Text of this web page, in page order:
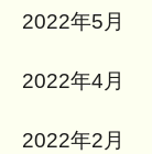
2022年5月
2022年4月
2022年2月